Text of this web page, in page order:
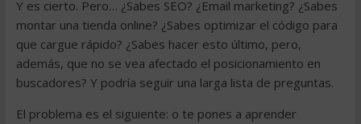
Y es cierto. Pero… ¿Sabes SEO? ¿Email marketing? ¿Sabes
montar una tienda online? ¿Sabes optimizar el código para
que cargue rápido? ¿Sabes hacer esto último, pero,
además, que no se vea afectado el posicionamiento en
buscadores? Y podría seguir una larga lista de preguntas.
El problema es el siguiente: o te pones a aprender